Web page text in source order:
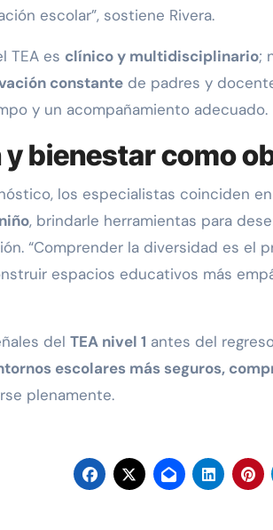
escolar”, sostiene Rivera.
TEA es clínico y multidisciplinario;
constante de padres y
y un acompañamiento adecuado.
bienestar como
los especialistas coinciden
, brindarle herramientas para
“Comprender la diversidad es el
espacios educativos más
del TEA nivel 1 antes del
escolares más seguros,
plenamente.